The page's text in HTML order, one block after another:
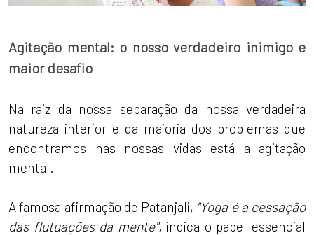
Agitação mental: o nosso verdadeiro inimigo e
maior desafio
Na raiz da nossa separação da nossa verdadeira
natureza interior e da maioria dos problemas que
encontramos nas nossas vidas está a agitação
mental.
A famosa afirmação de Patanjali, "Yoga é a cessação
das flutuações da mente", indica o papel essencial